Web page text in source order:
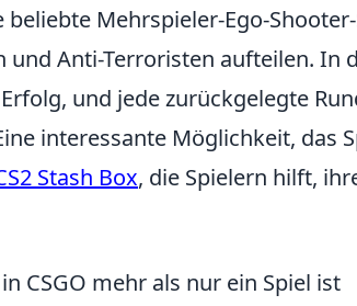
Mehrspieler-Ego-
und Anti-Terroristen aufteilen. In
und jede zurückgelegte
interessante Möglichkeit, das
Stash Box, die Spielern hilft,
CSGO mehr als nur ein Spiel ist